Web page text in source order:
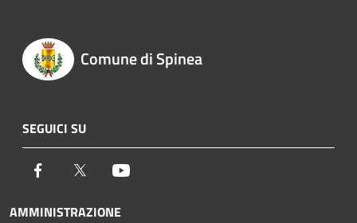
Comune di Spinea
SEGUICI SU
Facebook Twitter
AMMINISTRAZIONE